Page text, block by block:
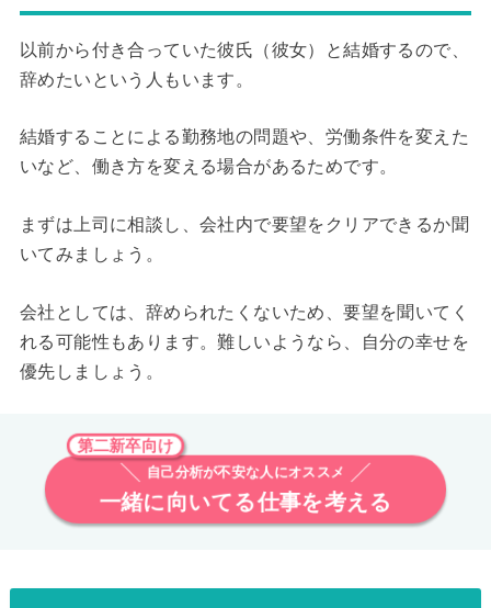
以前から付き合っていた彼氏（彼女）と結婚するので、
辞めたいという人もいます。
結婚することによる勤務地の問題や、労働条件を変えた
いなど、働き方を変える場合があるためです。
まずは上司に相談し、会社内で要望をクリアできるか聞
いてみましょう。
会社としては、辞められたくないため、要望を聞いてく
れる可能性もあります。難しいようなら、自分の幸せを
優先しましょう。
第二新卒向け
自己分析が不安な人にオススメ
一緒に向いてる仕事を考える